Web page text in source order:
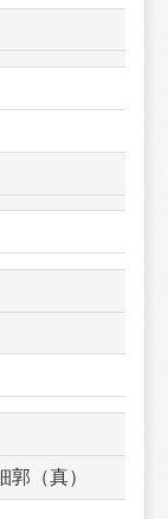
（真）